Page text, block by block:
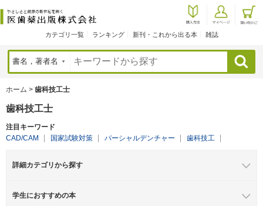
カテゴリ一覧 ランキング 新刊・これから出る本 雑誌
検索
ホーム > 歯科技工士
歯科技工士
注目キーワード
CAD/CAM
国家試験対策 パーシャルデンチャー 歯科技工
詳細カテゴリから探す
学生におすすめの本